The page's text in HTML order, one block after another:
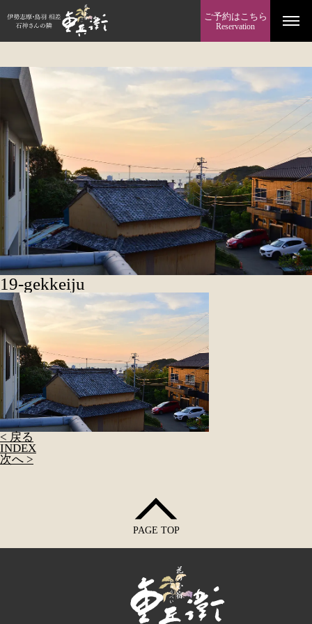
ご予約はこちら
Reservation
19-gekkeiju
< 戻る
INDEX
次へ >
PAGE TOP